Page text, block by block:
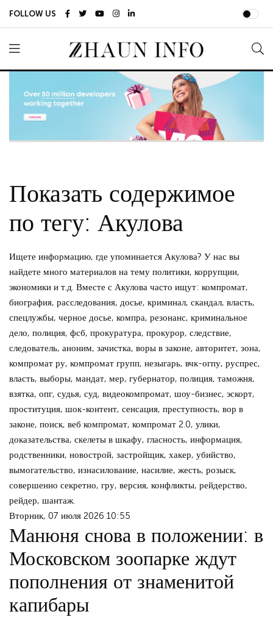
FOLLOW US
Показать содержимое
по тегу: Акулова
Ищете информацию, где упоминается Акулова? У нас вы
найдете много материалов на тему политики, коррупции,
экономики и т.д. Вместе с Акулова часто ищут: компромат,
биография, расследования, досье, криминал, скандал, власть,
спецлужбы, черное досье, компра, резонанс, криминальное
дело, полиция, фсб, прокуратура, прокурор, следствие,
следователь, аноним, зачистка, воры в законе, авторитет, зона,
компромат ру, компромат групп, незыгарь, вчк-огпу, руспрес,
власть, выборы, мандат, мер, губернатор, полиция, таможня,
взятка, опг, судья, суд, видеокомпромат, шоу-бизнес, эскорт,
проституция, шок-контент, сенсация, преступность, вор в
законе, поиск, веб компромат, компромат 2.0, улики,
доказательства, скелеты в шкафу, гласность, информация,
родственники, новострой, застройщик, хакер, убийство,
вымогательство, изнасилование, насилие, жесть, розыск,
совершенно секретно, гру, версия, конфликты, рейдерство,
рейдер, шантаж.
Вторник, 07 июля 2026 10:55
Манюня снова в положении: в
Московском зоопарке ждут
пополнения от знаменитой
капибары